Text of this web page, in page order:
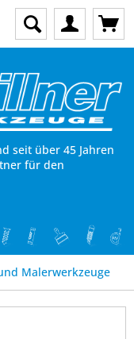
seit über 45 Jahren
für den
Malerwerkzeuge